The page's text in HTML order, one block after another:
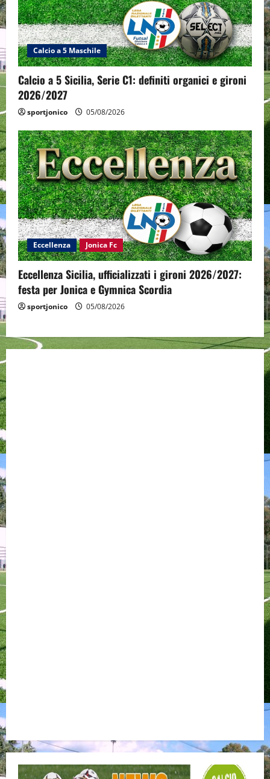
Calcio a 5 Maschile
Calcio a 5 Sicilia, Serie C1: definiti organici e gironi
2026/2027
sportjonico 05/08/2026
Eccellenza Jonica Fc
Eccellenza Sicilia, ufficializzati i gironi 2026/2027:
festa per Jonica e Gymnica Scordia
sportjonico 05/08/2026